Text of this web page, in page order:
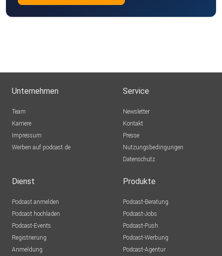
Unternehmen
Team
Karriere
Impressum
Werben auf podcast.de
Service
Newsletter
Kontakt
Presse
Nutzungsbedingungen
Datenschutz
Dienst
Podcast anmelden
Podcast hochladen
Podcast-Events
Registrierung
Anmeldung
Produkte
Podcast-Beratung
Podcast-Jobs
Podcast-Push
Podcast-Werbung
Podcast-Agentur